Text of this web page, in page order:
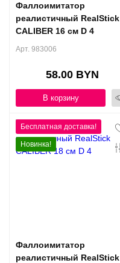
Фаллоимитатор
реалистичный RealStick
CALIBER 16 см D 4
Арт. 983006
58.00 BYN
В корзину
Новинка!
Фаллоимитатор
реалистичный RealStick